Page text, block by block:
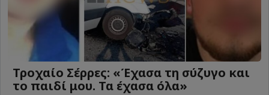
Τροχαίο Σέρρες: «Έχασα τη σύζυγο και
το παιδί μου. Τα έχασα όλα»